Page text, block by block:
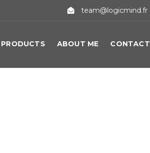
team@logicmind.fr
PRODUCTS ABOUT ME CONTACT